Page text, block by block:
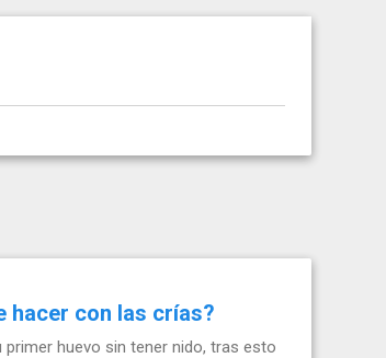
hacer con las crías?
huevo sin tener nido, tras esto